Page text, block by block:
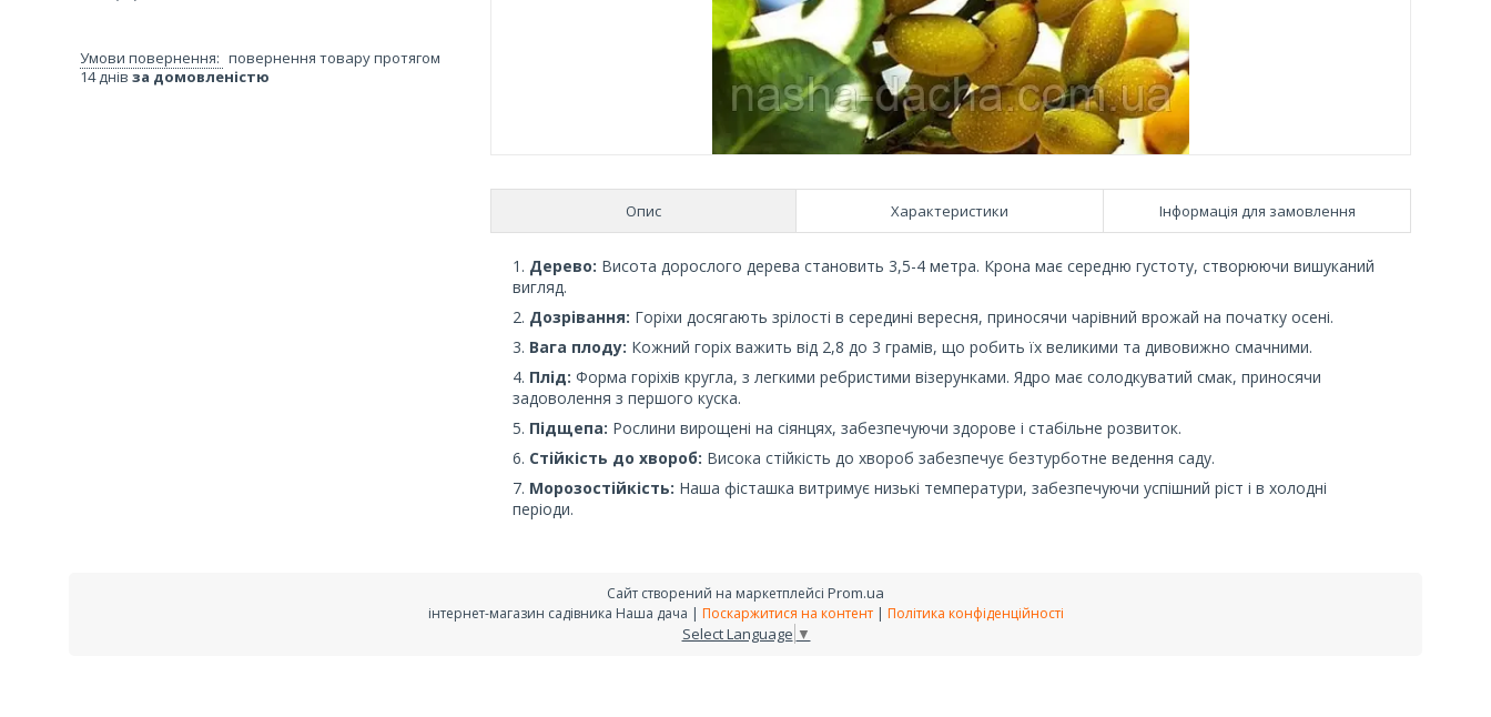
Опис Характеристики Інформація для замовлення
Дерево: Висота дорослого дерева становить 3,5-4 метра. Крона має середню густоту, створюючи вишуканий
вигляд.
Дозрівання: Горіхи досягають зрілості в середині вересня, приносячи чарівний врожай на початку осені.
Вага плоду: Кожний горіх важить від 2,8 до 3 грамів, що робить їх великими та дивовижно смачними.
Плід: Форма горіхів кругла, з легкими ребристими візерунками. Ядро має солодкуватий смак, приносячи
задоволення з першого куска.
Підщепа: Рослини вирощені на сіянцях, забезпечуючи здорове і стабільне розвиток.
Стійкість до хвороб: Висока стійкість до хвороб забезпечує безтурботне ведення саду.
Морозостійкість: Наша фісташка витримує низькі температури, забезпечуючи успішний ріст і в холодні
періоди.
повернення товару протягом
14 днів за домовленістю
Сайт створений на маркетплейсі Prom.ua
інтернет-магазин садівника Наша дача | Поскаржитися на контент | Політика конфіденційності
Select Language ▼